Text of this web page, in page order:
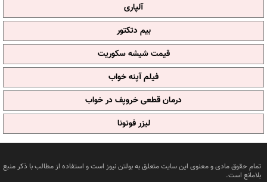
آلپاری
بیم دتکتور
قیمت شیشه سکوریت
فیلم آپنه خواب
درمان قطعی خروپف در خواب
لیزر فوتونا
تمام حقوق مادی و معنوی این سایت متعلق به بولتن نیوز است و استفاده از مطالب با ذکر منبع
بلامانع است.